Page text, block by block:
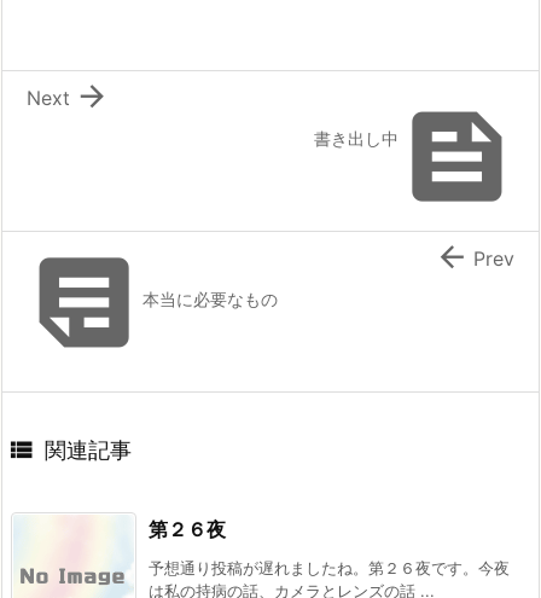

書き出し中

Next
本当に必要なもの
 Prev
 関連記事
第２６夜
予想通り投稿が遅れましたね。第２６夜です。今夜
は私の持病の話、カメラとレンズの話 ...